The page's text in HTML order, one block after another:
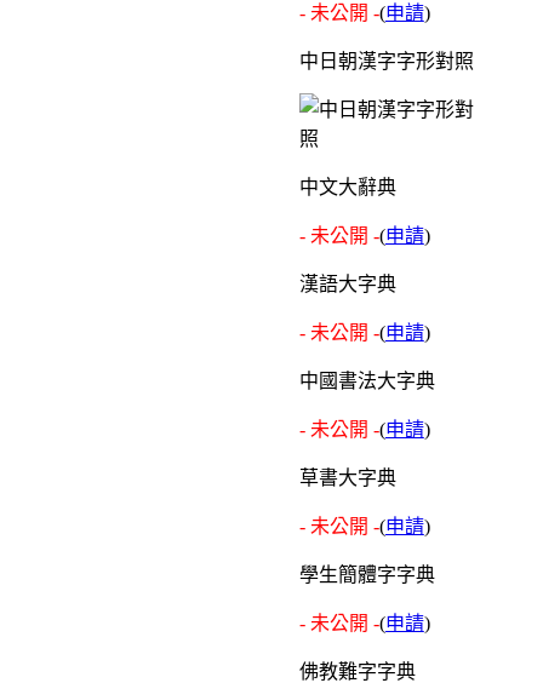
- 未公開 -(申請)
中日朝漢字字形對照
中文大辭典
- 未公開 -(申請)
漢語大字典
- 未公開 -(申請)
中國書法大字典
- 未公開 -(申請)
草書大字典
- 未公開 -(申請)
學生簡體字字典
- 未公開 -(申請)
佛教難字字典